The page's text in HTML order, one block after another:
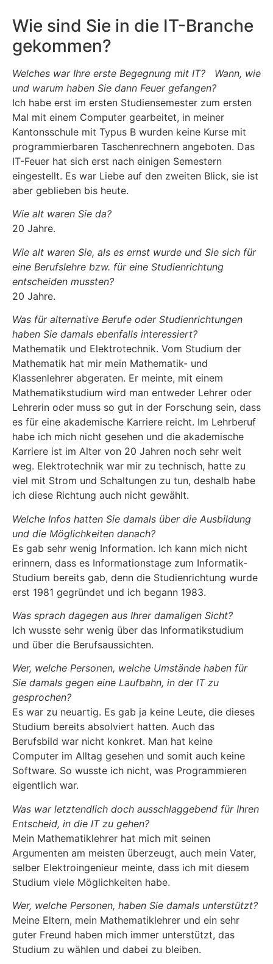
Wie sind Sie in die IT-Branche
gekommen?
Welches war Ihre erste Begegnung mit IT? Wann, wie
und warum haben Sie dann Feuer gefangen?
Ich habe erst im ersten Studiensemester zum ersten
Mal mit einem Computer gearbeitet, in meiner
Kantonsschule mit Typus B wurden keine Kurse mit
programmierbaren Taschenrechnern angeboten. Das
IT-Feuer hat sich erst nach einigen Semestern
eingestellt. Es war Liebe auf den zweiten Blick, sie ist
aber geblieben bis heute.
Wie alt waren Sie da?
20 Jahre.
Wie alt waren Sie, als es ernst wurde und Sie sich für
eine Berufslehre bzw. für eine Studienrichtung
entscheiden mussten?
20 Jahre.
Was für alternative Berufe oder Studienrichtungen
haben Sie damals ebenfalls interessiert?
Mathematik und Elektrotechnik. Vom Studium der
Mathematik hat mir mein Mathematik- und
Klassenlehrer abgeraten. Er meinte, mit einem
Mathematikstudium wird man entweder Lehrer oder
Lehrerin oder muss so gut in der Forschung sein, dass
es für eine akademische Karriere reicht. Im Lehrberuf
habe ich mich nicht gesehen und die akademische
Karriere ist im Alter von 20 Jahren noch sehr weit
weg. Elektrotechnik war mir zu technisch, hatte zu
viel mit Strom und Schaltungen zu tun, deshalb habe
ich diese Richtung auch nicht gewählt.
Welche Infos hatten Sie damals über die Ausbildung
und die Möglichkeiten danach?
Es gab sehr wenig Information. Ich kann mich nicht
erinnern, dass es Informationstage zum Informatik-
Studium bereits gab, denn die Studienrichtung wurde
erst 1981 gegründet und ich begann 1983.
Was sprach dagegen aus Ihrer damaligen Sicht?
Ich wusste sehr wenig über das Informatikstudium
und über die Berufsaussichten.
Wer, welche Personen, welche Umstände haben für
Sie damals gegen eine Laufbahn, in der IT zu
gesprochen?
Es war zu neuartig. Es gab ja keine Leute, die dieses
Studium bereits absolviert hatten. Auch das
Berufsbild war nicht konkret. Man hat keine
Computer im Alltag gesehen und somit auch keine
Software. So wusste ich nicht, was Programmieren
eigentlich war.
Was war letztendlich doch ausschlaggebend für Ihren
Entscheid, in die IT zu gehen?
Mein Mathematiklehrer hat mich mit seinen
Argumenten am meisten überzeugt, auch mein Vater,
selber Elektroingenieur meinte, dass ich mit diesem
Studium viele Möglichkeiten habe.
Wer, welche Personen, haben Sie damals unterstützt?
Meine Eltern, mein Mathematiklehrer und ein sehr
guter Freund haben mich immer unterstützt, das
Studium zu wählen und dabei zu bleiben.